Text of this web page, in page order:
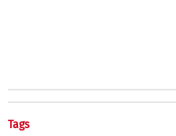
Tags